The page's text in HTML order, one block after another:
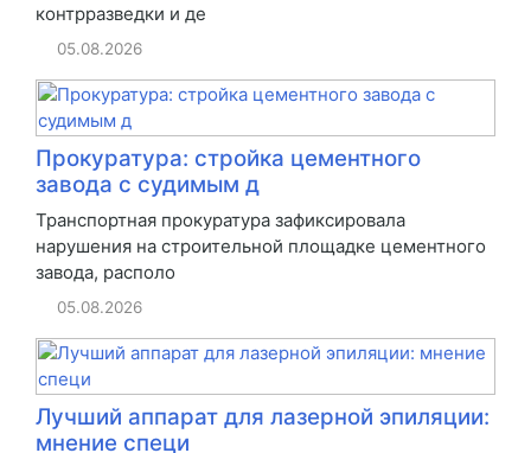
контрразведки и де
05.08.2026
Прокуратура: стройка цементного
завода с судимым д
Транспортная прокуратура зафиксировала
нарушения на строительной площадке цементного
завода, располо
05.08.2026
Лучший аппарат для лазерной эпиляции:
мнение специ